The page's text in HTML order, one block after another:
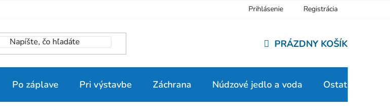
Prihlásenie Registrácia
KOŠÍK
PRÁZDNY KOŠÍK
Po záplave Pri výstavbe Záchrana Núdzové jedlo a voda Ostatné